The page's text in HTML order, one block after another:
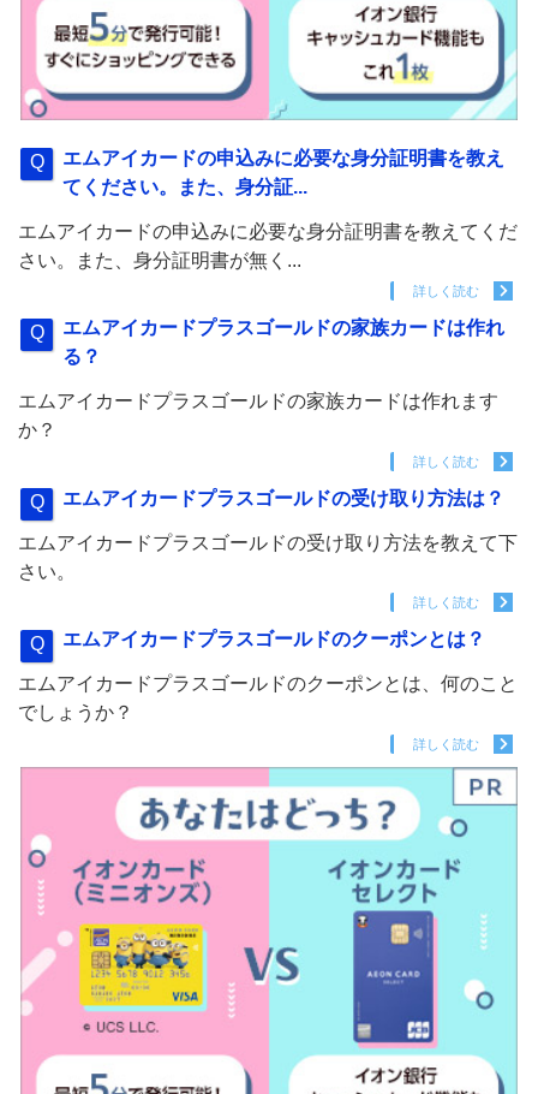
エムアイカードの申込みに必要な身分証明書を教え
てください。また、身分証...
エムアイカードの申込みに必要な身分証明書を教えてくだ
さい。また、身分証明書が無く...
詳しく読む
エムアイカードプラスゴールドの家族カードは作れ
る？
エムアイカードプラスゴールドの家族カードは作れます
か？
詳しく読む
エムアイカードプラスゴールドの受け取り方法は？
エムアイカードプラスゴールドの受け取り方法を教えて下
さい。
詳しく読む
エムアイカードプラスゴールドのクーポンとは？
エムアイカードプラスゴールドのクーポンとは、何のこと
でしょうか？
詳しく読む